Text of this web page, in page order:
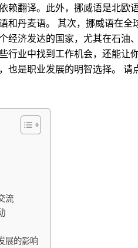
赖翻译。此外，挪威语是北欧
和丹麦语。 其次，挪威语在
经济发达的国家，尤其在石油
行业中找到工作机会，还能让
也是职业发展的明智选择。 请
流
展的影响